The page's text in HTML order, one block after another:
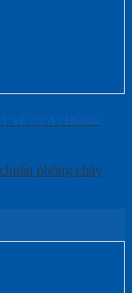
phòng cháy